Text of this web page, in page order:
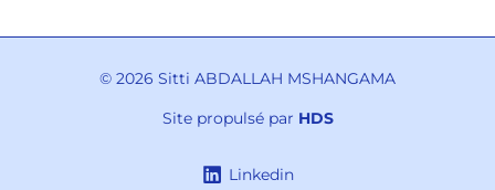
© 2026 Sitti ABDALLAH MSHANGAMA
Site propulsé par HDS
Linkedin